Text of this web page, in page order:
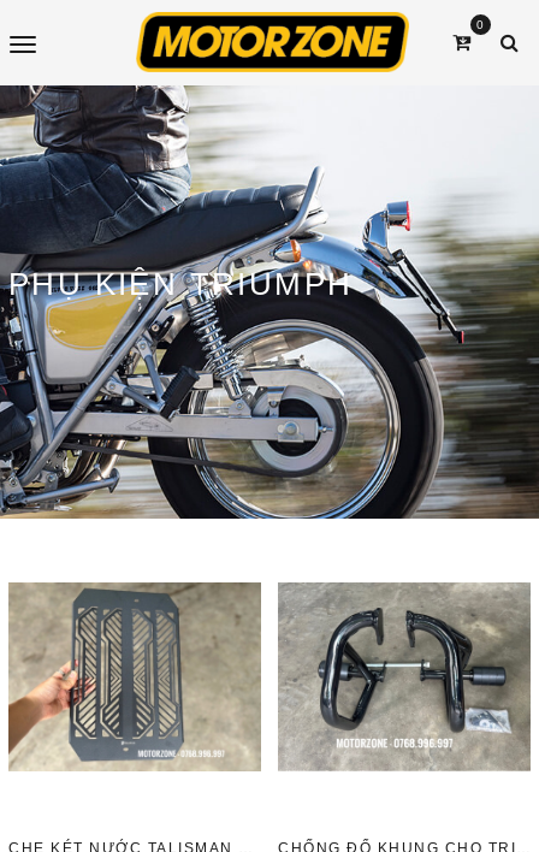
0
PHỤ KIỆN TRIUMPH
CHE KÉT NƯỚC TALISMAN CHO TRIUMPH SPEED 400/ SCRAMBLER 400 CHỐNG ĐỔ KHUNG CHO TRIUMPH SPEED 400/ SCRAMBLER 400X